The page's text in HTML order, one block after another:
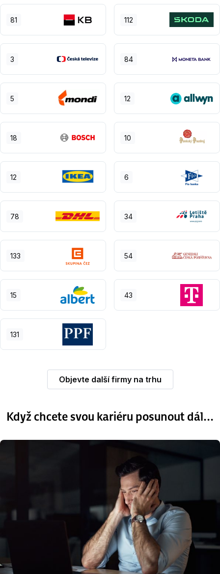
81 112
3 84
5 12
18 10
12 6
78 34
133 54
15 43
131
Objevte další firmy na trhu
Když chcete svou kariéru posunout dál…